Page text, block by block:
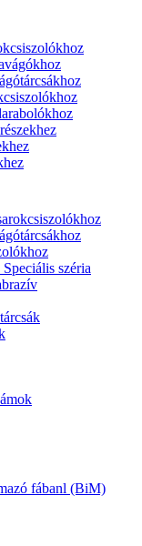
széria
fábanl (BiM)